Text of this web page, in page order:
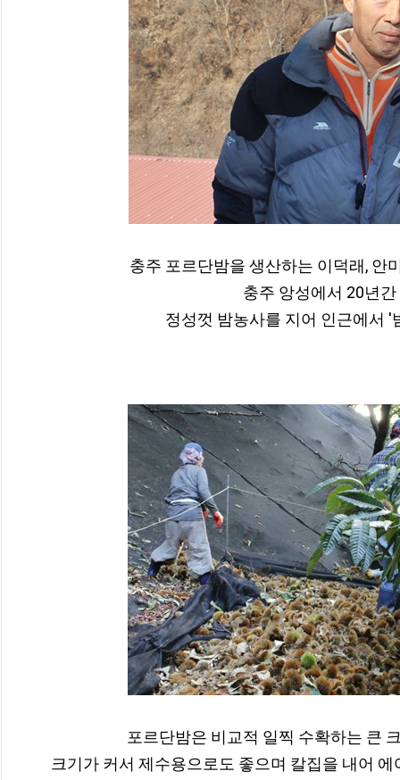
충주 포르단밤을 생산하는 이덕래, 안
충주 앙성에서 20년
정성껏 밤농사를 지어 인근에서
포르단밤은 비교적 일찍 수확하는 큰
크기가 커서 제수용으로도 좋으며 칼집을 내어